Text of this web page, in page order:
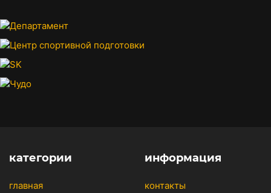
категории
главная
информация
контакты